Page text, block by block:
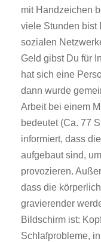
mit Handzeichen
viele Stunden bist
sozialen
Geld gibst Du für
hat sich eine
dann wurde
Arbeit bei einem
bedeutet (Ca. 77
informiert, dass
aufgebaut sind,
provozieren.
dass die
gravierender
Bildschirm ist:
Schlafprobleme,